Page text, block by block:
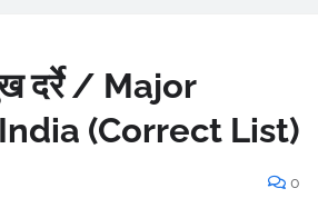
दर्रे / Major
(Correct List)
0